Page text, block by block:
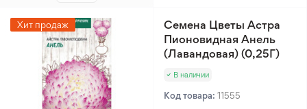
Хит продаж
Семена Цветы Астра
Пионовидная Анель
(Лавандовая) (0,25Г)
В наличии
Код товара: 11555